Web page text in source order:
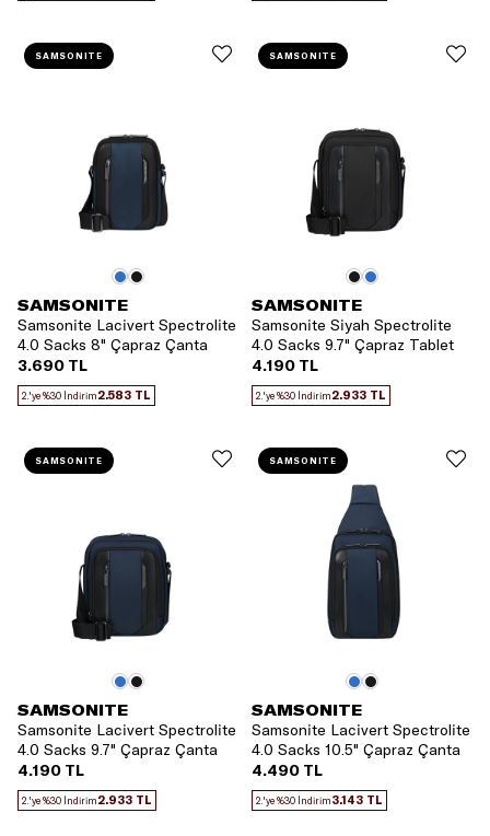
SAMSONITE
Samsonite Lacivert Spectrolite
4.0 Sacks 8" Çapraz Çanta
3.690 TL
2.'ye %30 İndirim2.583 TL
SAMSONITE
SAMSONITE
Samsonite Siyah Spectrolite
4.0 Sacks 9.7" Çapraz Tablet
Çantası
4.190 TL
2.'ye %30 İndirim2.933 TL
SAMSONITE
SAMSONITE
Samsonite Lacivert Spectrolite
4.0 Sacks 9.7" Çapraz Çanta
4.190 TL
2.'ye %30 İndirim2.933 TL
SAMSONITE
SAMSONITE
Samsonite Lacivert Spectrolite
4.0 Sacks 10.5" Çapraz Çanta
4.490 TL
2.'ye %30 İndirim3.143 TL
SAMSONITE